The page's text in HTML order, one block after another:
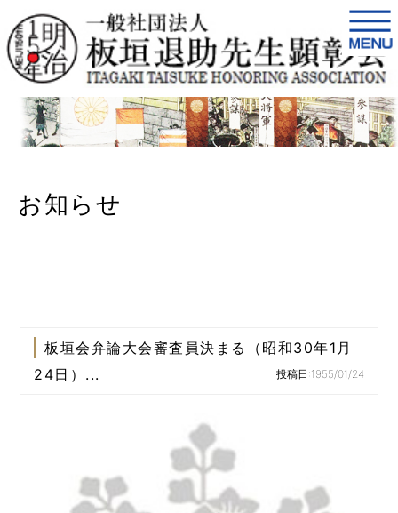
お知らせ
板垣会弁論大会審査員決まる（昭和30年1月
24日）...
投稿日:1955/01/24